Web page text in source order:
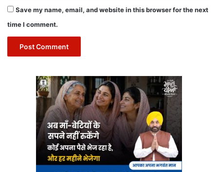
Save my name, email, and website in this browser for the next
time I comment.